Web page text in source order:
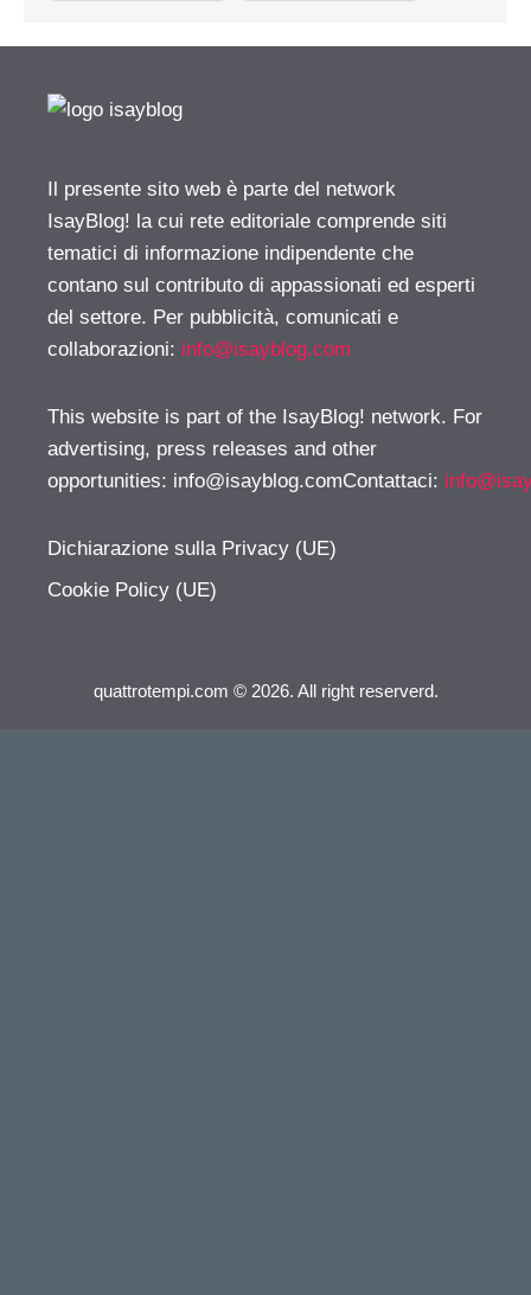
Il presente sito web è parte del network
IsayBlog! la cui rete editoriale comprende siti
tematici di informazione indipendente che
contano sul contributo di appassionati ed esperti
del settore. Per pubblicità, comunicati e
collaborazioni: info@isayblog.com
This website is part of the IsayBlog! network. For
advertising, press releases and other
opportunities: info@isayblog.comContattaci:
Dichiarazione sulla Privacy (UE)
Cookie Policy (UE)
quattrotempi.com © 2026. All right reserverd.